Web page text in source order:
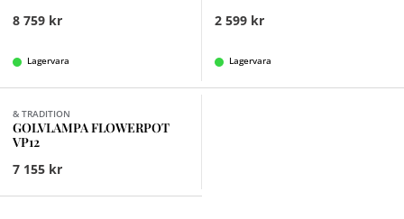
8 759 kr
Lagervara
2 599 kr
Lagervara
& TRADITION
GOLVLAMPA FLOWERPOT
VP12
7 155 kr